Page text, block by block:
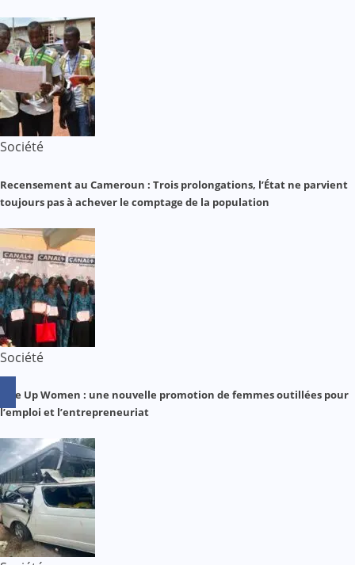
Société
Recensement au Cameroun : Trois prolongations, l’État ne parvient
toujours pas à achever le comptage de la population
Société
Rise Up Women : une nouvelle promotion de femmes outillées pour
l’emploi et l’entrepreneuriat